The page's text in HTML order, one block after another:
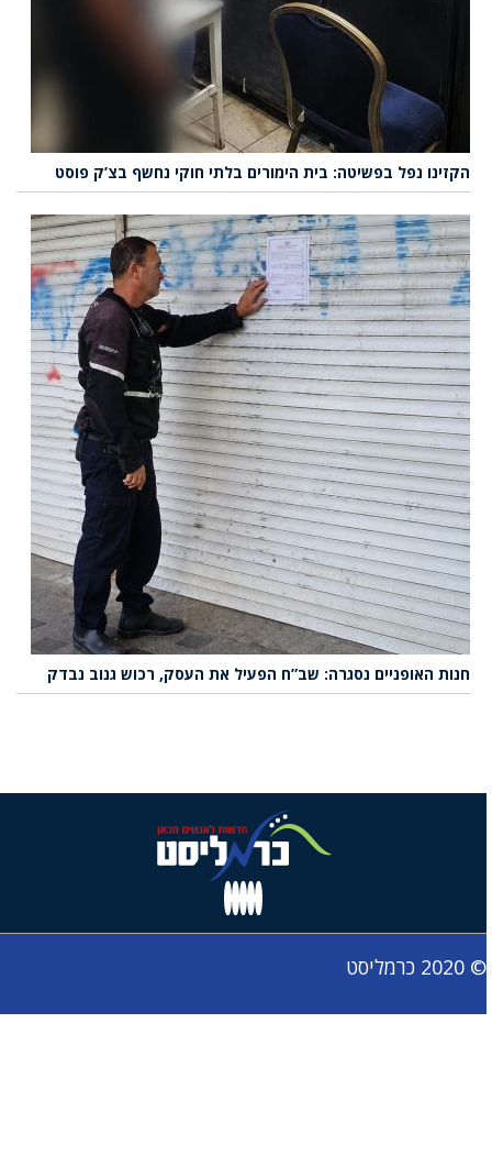
הקזינו נפל בפשיטה: בית הימורים בלתי חוקי נחשף בצ’ק פוסט
חנות האופניים נסגרה: שב”ח הפעיל את העסק, רכוש גנוב נבדק
© 2020 כרמליסט